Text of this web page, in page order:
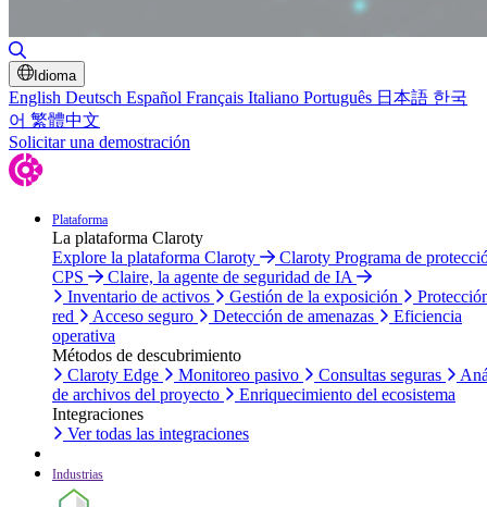
Idioma
English Deutsch Español Français Italiano Português 日本語 한국
어 繁體中文
Solicitar una demostración
Plataforma
La plataforma Claroty
Explore la plataforma Claroty
Claroty Programa de
CPS
Claire, la agente de seguridad de IA
Inventario de activos
Gestión de la exposición
red
Acceso seguro Detección de amenazas
Eficiencia
operativa
Métodos de descubrimiento
Claroty Edge
Monitoreo pasivo Consultas seguras
de archivos del proyecto
Enriquecimiento del ecosistema
Integraciones
Ver todas las integraciones
Industrias